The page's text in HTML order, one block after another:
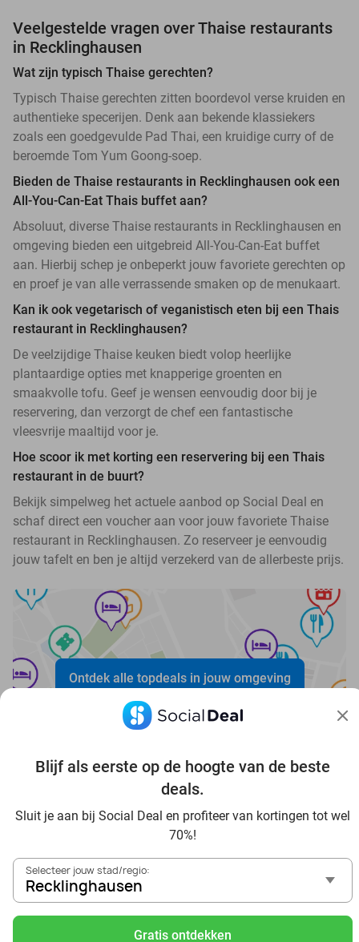
Blijf als eerste op de hoogte van de beste
deals.
Sluit je aan bij Social Deal en profiteer van kortingen tot wel
70%!
Selecteer jouw stad/regio:
Recklinghausen
Gratis ontdekken
Veelgestelde vragen over Thaise restaurants
in Recklinghausen
Wat zijn typisch Thaise gerechten?
Typisch Thaise gerechten zitten boordevol verse kruiden en
authentieke specerijen. Denk aan bekende klassiekers
zoals een goedgevulde Pad Thai, een kruidige curry of de
beroemde Tom Yum Goong-soep.
Bieden de Thaise restaurants in Recklinghausen ook een
All-You-Can-Eat Thais buffet aan?
Absoluut, diverse Thaise restaurants in Recklinghausen en
omgeving bieden een uitgebreid All-You-Can-Eat buffet
aan. Hierbij schep je onbeperkt jouw favoriete gerechten op
en proef je van alle verrassende smaken op de menukaart.
Kan ik ook vegetarisch of veganistisch eten bij een Thais
restaurant in Recklinghausen?
De veelzijdige Thaise keuken biedt volop heerlijke
plantaardige opties met knapperige groenten en
smaakvolle tofu. Geef je wensen eenvoudig door bij je
reservering, dan verzorgt de chef een fantastische
vleesvrije maaltijd voor je.
Hoe scoor ik met korting een reservering bij een Thais
restaurant in de buurt?
Bekijk simpelweg het actuele aanbod op Social Deal en
schaf direct een voucher aan voor jouw favoriete Thaise
restaurant in Recklinghausen. Zo reserveer je eenvoudig
jouw tafelt en ben je altijd verzekerd van de allerbeste prijs.
Ontdek alle topdeals in jouw omgeving
Voordelig genieten in Recklinghausen: haal deal-
In die Sauna in Recklinghausen und Umgebung
Tagesausflug zum Movie Park Germany mit Rabatt, von
Recklinghausen aus
Frühstück & Mittagessen in Recklinghausen
Reise von Recklinghausen aus und erlebe einen